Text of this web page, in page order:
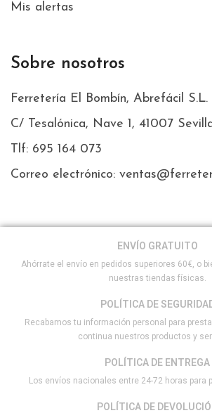
Mis alertas
Sobre nosotros
Ferretería El Bombín, Abrefácil S.L.
C/ Tesalónica, Nave 1, 41007
Tlf: 695 164 073
Correo electrónico:
ENVÍO GRATUITO
Ahórrate el envío en pedidos superiores 60€, o
nuestras tiendas físicas.
POLÍTICA DE
Recabamos tu información personal para
continua nuestros productos y
POLÍTICA DE ENTREGA
Los envíos nacionales entre 24-72 horas para
POLÍTICA DE